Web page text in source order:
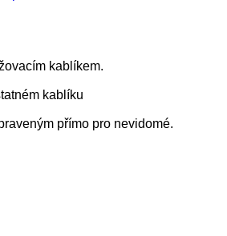
kablíkem.
kablíku
přímo pro nevidomé.